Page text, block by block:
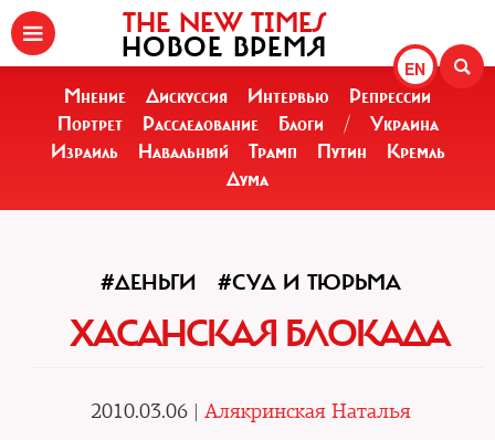
EN
THE NEW TIMES
НОВОЕ ВРЕМЯ
Мнение Дискуссия Интервью
Репрессии
Портрет
Расследование Блоги /
Украина
Израиль
Навальный Трамп Путин
Кремль
Дума
#ДЕНЬГИ #СУД И ТЮРЬМА
ХАСАНСКАЯ БЛОКАДА
2010.03.06 | Алякринская Наталья